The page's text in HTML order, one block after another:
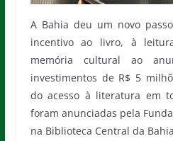
A Bahia deu um novo
incentivo ao livro, à
memória cultural ao
investimentos de R$ 5
do acesso à literatura em
foram anunciadas pela
na Biblioteca Central da